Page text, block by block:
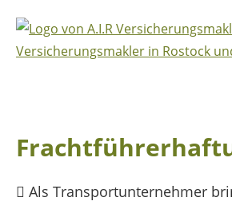
Als Transportunternehmer